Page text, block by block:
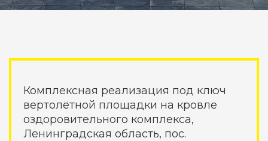
Комплексная реализация под ключ
вертолётной площадки на кровле
оздоровительного комплекса,
Ленинградская область, пос.